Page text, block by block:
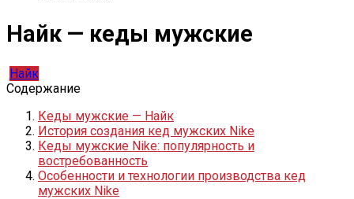
Найк — кеды мужские
Найк
Содержание
Кеды мужские — Найк
История создания кед мужских Nike
Кеды мужские Nike: популярность и
востребованность
Особенности и технологии производства кед
мужских Nike